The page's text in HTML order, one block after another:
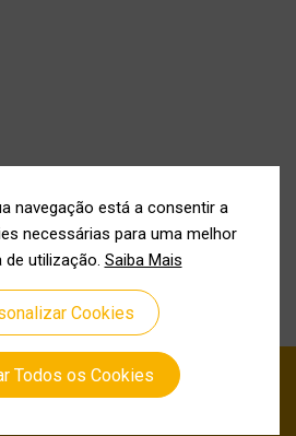
de Privacidade
navegação está a consentir a
necessárias para uma melhor
de utilização. Saiba Mais
Cookies
Todos os Cookies